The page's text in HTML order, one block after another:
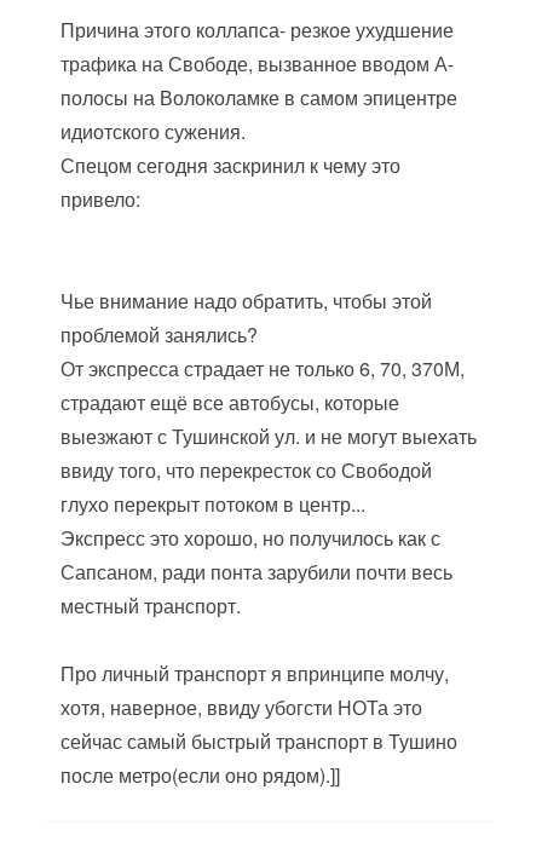
Причина этого коллапса- резкое ухудшение
трафика на Свободе, вызванное вводом А-
полосы на Волоколамке в самом эпицентре
идиотского сужения.
Спецом сегодня заскринил к чему это
привело:
Чье внимание надо обратить, чтобы этой
проблемой занялись?
От экспресса страдает не только 6, 70, 370М,
страдают ещё все автобусы, которые
выезжают с Тушинской ул. и не могут выехать
ввиду того, что перекресток со Свободой
глухо перекрыт потоком в центр...
Экспресс это хорошо, но получилось как с
Сапсаном, ради понта зарубили почти весь
местный транспорт.
Про личный транспорт я впринципе молчу,
хотя, наверное, ввиду убогсти НОТа это
сейчас самый быстрый транспорт в Тушино
после метро(если оно рядом).]]